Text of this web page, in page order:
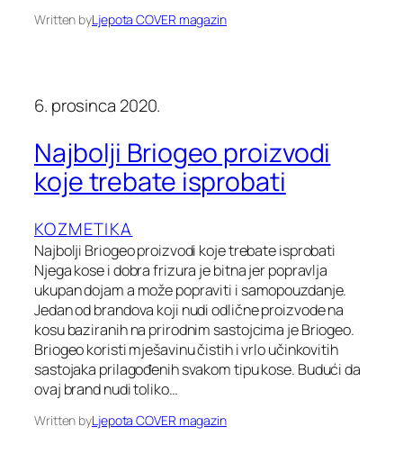
Written byLjepota COVER magazin
6. prosinca 2020.
Najbolji Briogeo proizvodi
koje trebate isprobati
KOZMETIKA
Najbolji Briogeo proizvodi koje trebate isprobati
Njega kose i dobra frizura je bitna jer popravlja
ukupan dojam a može popraviti i samopouzdanje.
Jedan od brandova koji nudi odlične proizvode na
kosu baziranih na prirodnim sastojcima je Briogeo.
Briogeo koristi mješavinu čistih i vrlo učinkovitih
sastojaka prilagođenih svakom tipu kose. Budući da
ovaj brand nudi toliko…
Written byLjepota COVER magazin